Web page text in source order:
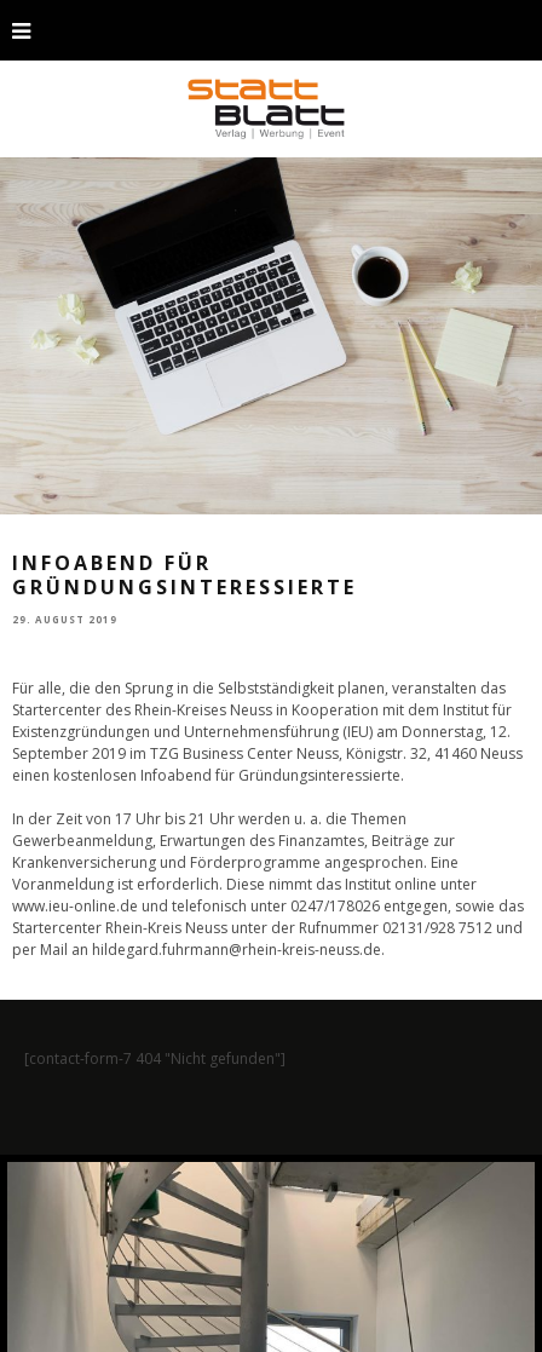
INFOABEND FÜR
GRÜNDUNGSINTERESSIERTE
29. AUGUST 2019
Für alle, die den Sprung in die Selbstständigkeit planen, veranstalten das
Startercenter des Rhein-Kreises Neuss in Kooperation mit dem Institut für
Existenzgründungen und Unternehmensführung (IEU) am Donnerstag, 12.
September 2019 im TZG Business Center Neuss, Königstr. 32, 41460 Neuss
einen kostenlosen Infoabend für Gründungsinteressierte.
In der Zeit von 17 Uhr bis 21 Uhr werden u. a. die Themen
Gewerbeanmeldung, Erwartungen des Finanzamtes, Beiträge zur
Krankenversicherung und Förderprogramme angesprochen. Eine
Voranmeldung ist erforderlich. Diese nimmt das Institut online unter
www.ieu-online.de und telefonisch unter 0247/178026 entgegen, sowie das
Startercenter Rhein-Kreis Neuss unter der Rufnummer 02131/928 7512 und
per Mail an hildegard.fuhrmann@rhein-kreis-neuss.de.
[contact-form-7 404 "Nicht gefunden"]